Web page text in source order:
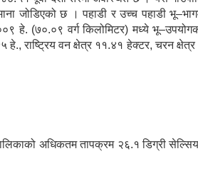
जोडिएको छ । पहाडी र उच्च पहाडी
हे. (७०.०९ वर्ग किलोमिटर) मध्ये
वन क्षेत्र ११.४१ हेक्टर, चरन
अधिकतम तापक्रम २६.१ डिग्री